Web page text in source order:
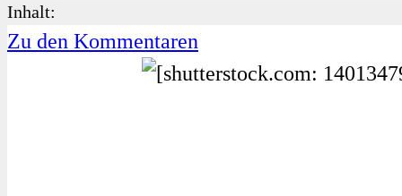
Inhalt:
Zu den Kommentaren